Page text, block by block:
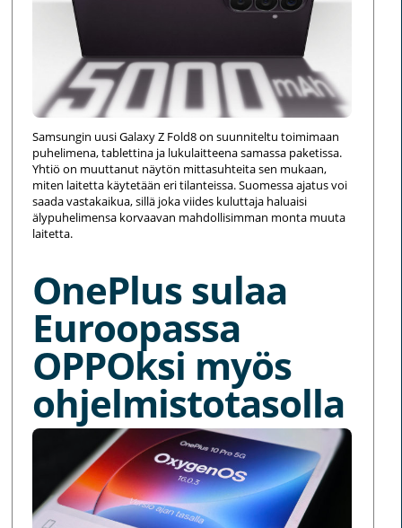
Samsungin uusi Galaxy Z Fold8 on suunniteltu toimimaan
puhelimena, tablettina ja lukulaitteena samassa paketissa.
Yhtiö on muuttanut näytön mittasuhteita sen mukaan,
miten laitetta käytetään eri tilanteissa. Suomessa ajatus voi
saada vastakaikua, sillä joka viides kuluttaja haluaisi
älypuhelimensa korvaavan mahdollisimman monta muuta
laitetta.
OnePlus sulaa
Euroopassa
OPPOksi myös
ohjelmistotasolla